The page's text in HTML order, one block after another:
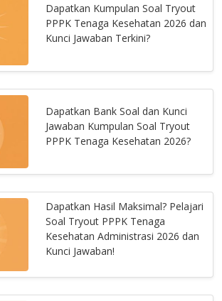
Dapatkan Kumpulan Soal Tryout
PPPK Tenaga Kesehatan 2026 dan
Kunci Jawaban Terkini?
Dapatkan Bank Soal dan Kunci
Jawaban Kumpulan Soal Tryout
PPPK Tenaga Kesehatan 2026?
Dapatkan Hasil Maksimal? Pelajari
Soal Tryout PPPK Tenaga
Kesehatan Administrasi 2026 dan
Kunci Jawaban!